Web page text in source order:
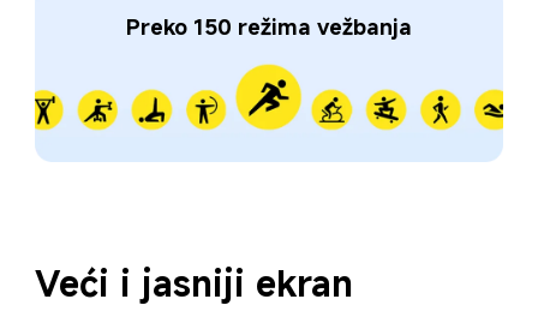
Preko 150 režima vežbanja
Veći i jasniji ekran